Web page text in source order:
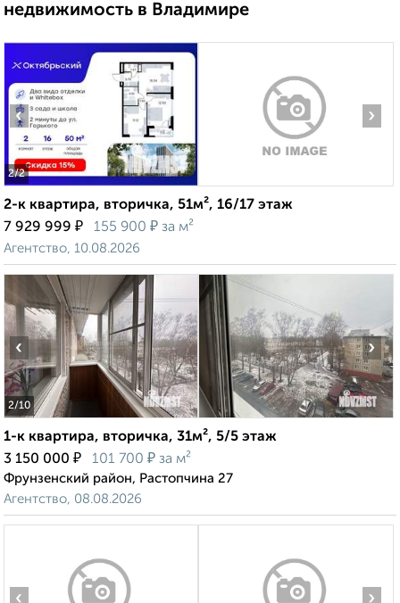
недвижимость в Владимире
2/2
‹ ›
2-к квартира, вторичка, 51м², 16/17 этаж
7 929 999 ₽ 155 900 ₽ за м²
Агентство, 10.08.2026
2/10
‹ ›
1-к квартира, вторичка, 31м², 5/5 этаж
3 150 000 ₽ 101 700 ₽ за м²
Фрунзенский район, Растопчина 27
Агентство, 08.08.2026
‹ ›